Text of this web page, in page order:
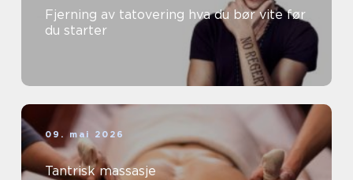
Fjerning av tatovering hva du bør vite før
du starter
09. mai 2026
Tantrisk massasje